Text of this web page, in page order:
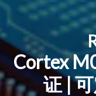
Cortex
证 |